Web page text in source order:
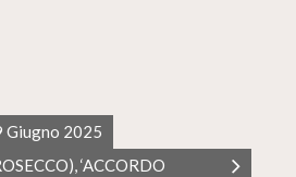
Giugno 2025
‘ACCORDO